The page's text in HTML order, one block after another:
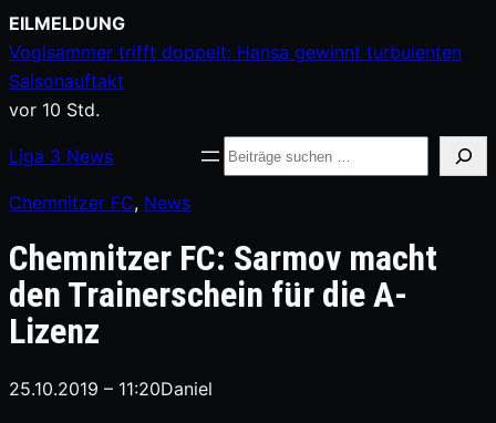
Zum
Inhalt
springen
EILMELDUNG
Voglsammer trifft doppelt: Hansa gewinnt turbulenten
Saisonauftakt
vor 10 Std.
Liga 3 News Suche
Chemnitzer FC, News
Chemnitzer FC: Sarmov macht
den Trainerschein für die A-
Lizenz
25.10.2019 – 11:20Daniel